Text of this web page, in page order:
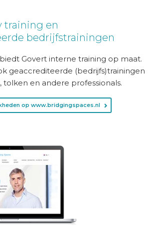
training en
bedrijfstrainingen
Govert interne training op maat.
geaccrediteerde (bedrijfs)trainingen
tolken en andere professionals.
op www.bridgingspaces.nl